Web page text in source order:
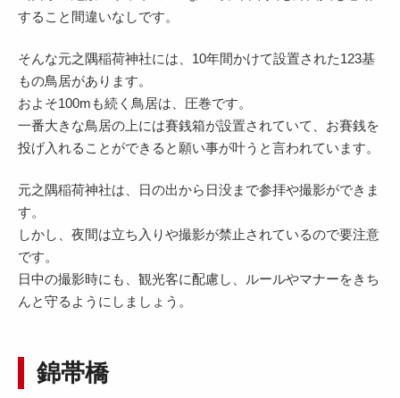
すること間違いなしです。
そんな元之隅稲荷神社には、10年間かけて設置された123基
もの鳥居があります。
およそ100mも続く鳥居は、圧巻です。
一番大きな鳥居の上には賽銭箱が設置されていて、お賽銭を
投げ入れることができると願い事が叶うと言われています。
元之隅稲荷神社は、日の出から日没まで参拝や撮影ができま
す。
しかし、夜間は立ち入りや撮影が禁止されているので要注意
です。
日中の撮影時にも、観光客に配慮し、ルールやマナーをきち
んと守るようにしましょう。
錦帯橋